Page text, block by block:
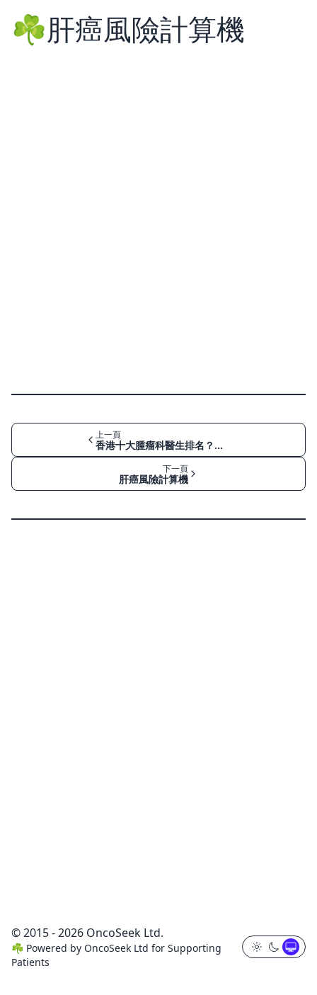
☘️肝癌風險計算機
上一頁
香港十大腫瘤科醫生排名？公私營求醫及收費比較指南
下一頁
肝癌風險計算機
© 2015 - 2026 OncoSeek Ltd.
☘️ Powered by OncoSeek Ltd for Supporting
Patients